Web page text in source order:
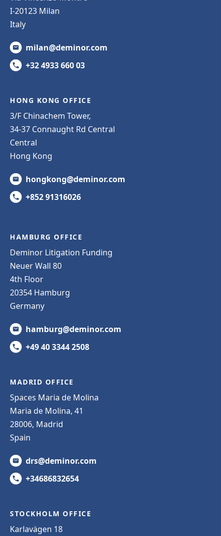
I-20123 Milan
Italy
milan@deminor.com
+32 4933 660 03
HONG KONG OFFICE
3/F Chinachem Tower,
34-37 Connaught Rd Central
Central
Hong Kong
hongkong@deminor.com
+852 91316026
HAMBURG OFFICE
Deminor Litigation Funding
Neuer Wall 80
4th Floor
20354 Hamburg
Germany
hamburg@deminor.com
+49 40 3344 2508
MADRID OFFICE
Spaces Maria de Molina
Maria de Molina, 41
28006, Madrid
Spain
drs@deminor.com
+34686832654
STOCKHOLM OFFICE
Karlavägen 18